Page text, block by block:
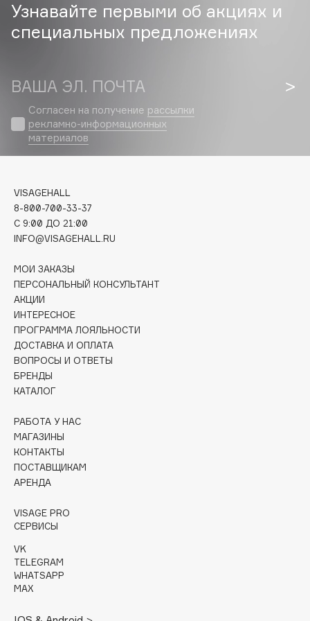
Carmex
Catrice
Celimax
Clarins
Clarins Precious
НОВИНКА
Clive Christian
Club De Nuit
Collagenina
Corimo
CosRX
Cottolina
Crescina
Cunzite
Curaprox
D
DABO
DARLING*
Darphin
Узнавайте первыми об акциях и
специальных предложениях
ВАША ЭЛ. ПОЧТА
Согласен на получение рассылки
рекламно-информационных
материалов
VISAGEHALL
8-800-700-33-37
C 9:00 ДО 21:00
INFO@VISAGEHALL.RU
МОИ ЗАКАЗЫ
ПЕРСОНАЛЬНЫЙ КОНСУЛЬТАНТ
АКЦИИ
ИНТЕРЕСНОЕ
ПРОГРАММА ЛОЯЛЬНОСТИ
ДОСТАВКА И ОПЛАТА
ВОПРОСЫ И ОТВЕТЫ
БРЕНДЫ
КАТАЛОГ
РАБОТА У НАС
МАГАЗИНЫ
КОНТАКТЫ
ПОСТАВЩИКАМ
АРЕНДА
VISAGE PRO
СЕРВИСЫ
VK
TELEGRAM
WHATSAPP
MAX